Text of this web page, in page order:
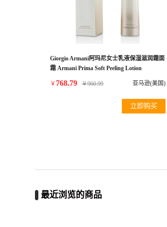
Giorgio Armani阿玛尼女士乳液保湿滋润霜面
霜 Armani Prima Soft Peeling Lotion
￥ 768.79 ￥960.99 亚马逊(美国)
立即购买
最近浏览的商品